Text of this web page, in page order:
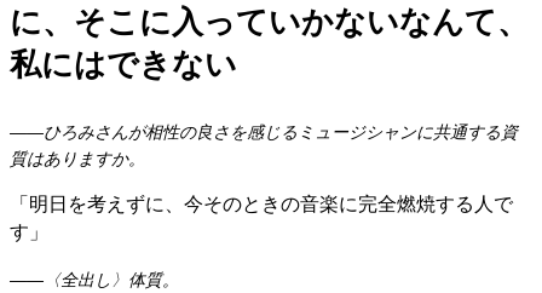
に、そこに入っていかないなんて、
私にはできない
――ひろみさんが相性の良さを感じるミュージシャンに共通する資
質はありますか。
「明日を考えずに、今そのときの音楽に完全燃焼する人で
す」
――〈全出し〉体質。